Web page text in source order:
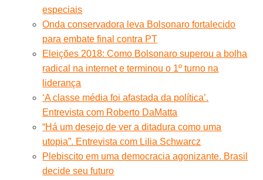
especiais
Onda conservadora leva Bolsonaro fortalecido
para embate final contra PT
Eleições 2018: Como Bolsonaro superou a bolha
radical na internet e terminou o 1º turno na
liderança
‘A classe média foi afastada da política’.
Entrevista com Roberto DaMatta
“Há um desejo de ver a ditadura como uma
utopia”. Entrevista com Lilia Schwarcz
Plebiscito em uma democracia agonizante. Brasil
decide seu futuro